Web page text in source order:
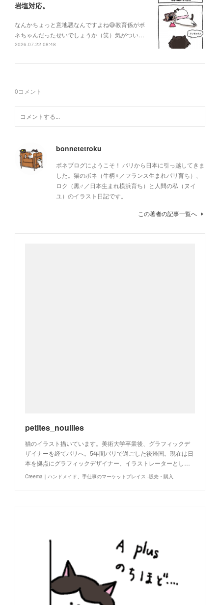
岩塩対応。
なんかちょっと意地悪なんですよね😅教育係がボ
ネちゃんだったせいでしょうか（笑）気がつい…
2026.07.22 08:48
0コメント
bonnetetroku
ボネブログにようこそ！ パリから日本に引っ越してきま
した。猫のボネ（牛柄♀／フランス生まれパリ育ち）、
ロク（黒♂／日本生まれ横浜育ち）と人間の私（ヌイ
ユ）のイラスト日記です。
この著者の記事一覧へ
petites_nouilles
猫のイラスト描いています。美術大学卒業後、グラフィックデ
ザイナーを経てパリへ。5年間パリで過ごした後帰国。現在は日
本を拠点にグラフィックデザイナー、イラストレーターとし…
Creema｜ハンドメイド、手仕事のマーケットプレイス -販売・購入